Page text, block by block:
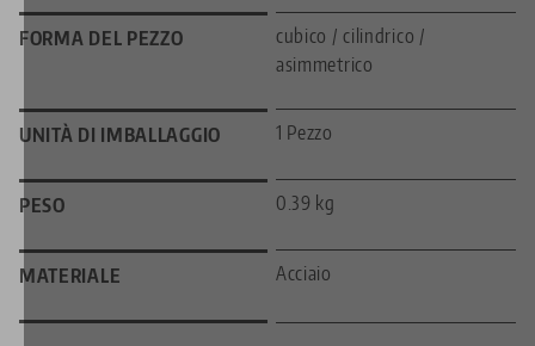
FORMA DEL PEZZO
cubico / cilindrico /
asimmetrico
UNITÀ DI IMBALLAGGIO 1 Pezzo
PESO 0.39 kg
MATERIALE Acciaio